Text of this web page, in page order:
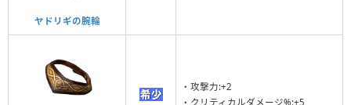
ヤドリギの腕輪
・攻撃力:+2
・クリティカルダメージ%:+5